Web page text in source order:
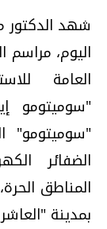
شهد الدكتور
اليوم،
العامة
"سوميتومو
"سومیتومو"
الضفائر
بمدينة